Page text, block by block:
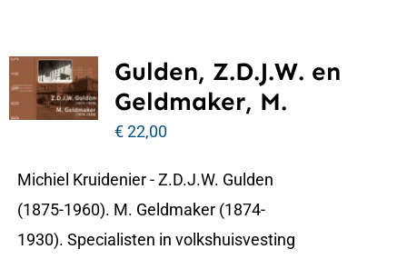
Gulden, Z.D.J.W. en
Geldmaker, M.
€22,00
Michiel Kruidenier - Z.D.J.W. Gulden
(1875-1960). M. Geldmaker (1874-
1930). Specialisten in volkshuisvesting